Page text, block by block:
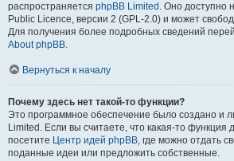
распространяется phpBB Limited . Оно доступно
Public Licence, версии 2 (GPL-2.0) и может
Для получения более подробных сведений
About phpBB.
Вернуться к началу
Почему здесь нет такой-то функции?
Это программное обеспечение было создано и
Limited. Если вы считаете, что какая-то
посетите Центр идей phpBB, где можно отдать
поданные идеи или предложить собственные.